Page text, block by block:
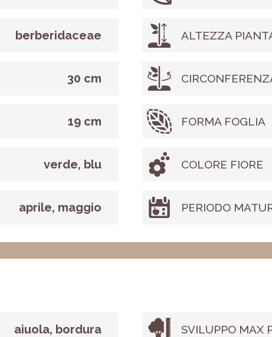
berberidaceae ALTEZZA
30 cm
19 cm FORMA FOGLIA
verde, blu COLORE FIORE
aprile, maggio PERIODO
aiuola, bordura SVILUPPO MAX